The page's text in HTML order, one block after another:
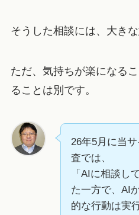
そうした相談には、大きな
ただ、気持ちが楽になる
ることは別です。
26年5月に当
査では、
「AIに相談し
た一方で、AI
的な行動は実